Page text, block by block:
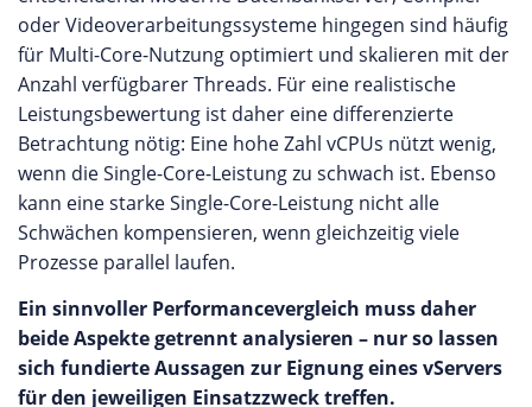
oder Videoverarbeitungssysteme hingegen sind häufig
für Multi-Core-Nutzung optimiert und skalieren mit der
Anzahl verfügbarer Threads. Für eine realistische
Leistungsbewertung ist daher eine differenzierte
Betrachtung nötig: Eine hohe Zahl vCPUs nützt wenig,
wenn die Single-Core-Leistung zu schwach ist. Ebenso
kann eine starke Single-Core-Leistung nicht alle
Schwächen kompensieren, wenn gleichzeitig viele
Prozesse parallel laufen.
Ein sinnvoller Performancevergleich muss daher
beide Aspekte getrennt analysieren – nur so lassen
sich fundierte Aussagen zur Eignung eines vServers
für den jeweiligen Einsatzzweck treffen.